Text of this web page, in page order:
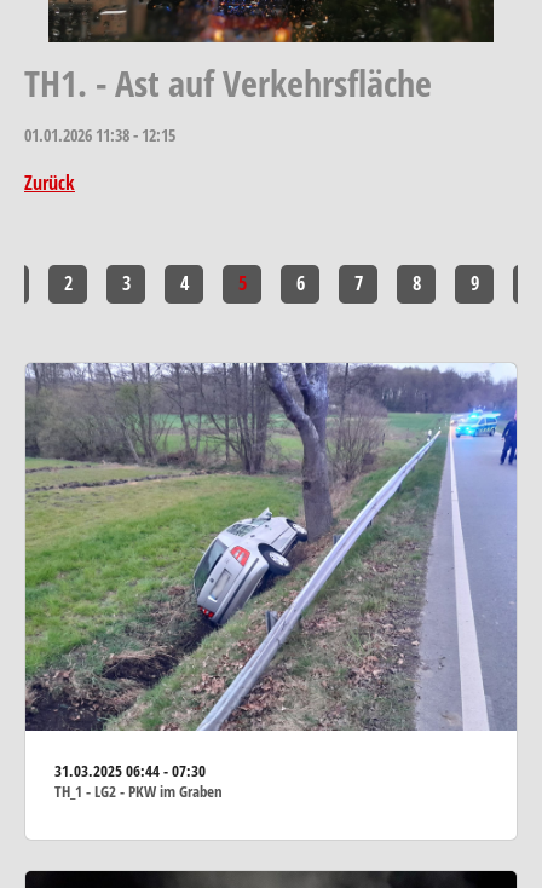
TH1. - Ast auf Verkehrsfläche
01.01.2026 11:38 - 12:15
Zurück
2 3 4 5 6 7 8 9
31.03.202506:44 - 07:30
TH_1 - LG2 - PKW im Graben